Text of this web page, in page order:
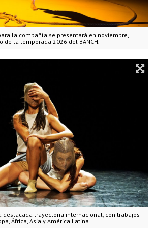
la compañía se presentará en noviembre,
de la temporada 2026 del BANCH.
destacada trayectoria internacional, con trabajos
África, Asia y América Latina.